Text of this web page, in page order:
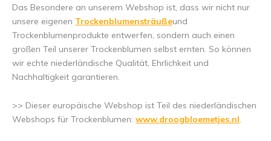
Das Besondere an unserem Webshop ist, dass wir nicht nur
unsere eigenen Trockenblumensträußeund
Trockenblumenprodukte entwerfen, sondern auch einen
großen Teil unserer Trockenblumen selbst ernten. So können
wir echte niederländische Qualität, Ehrlichkeit und
Nachhaltigkeit garantieren.
>> Dieser europäische Webshop ist Teil des niederländischen
Webshops für Trockenblumen: www.droogbloemetjes.nl.